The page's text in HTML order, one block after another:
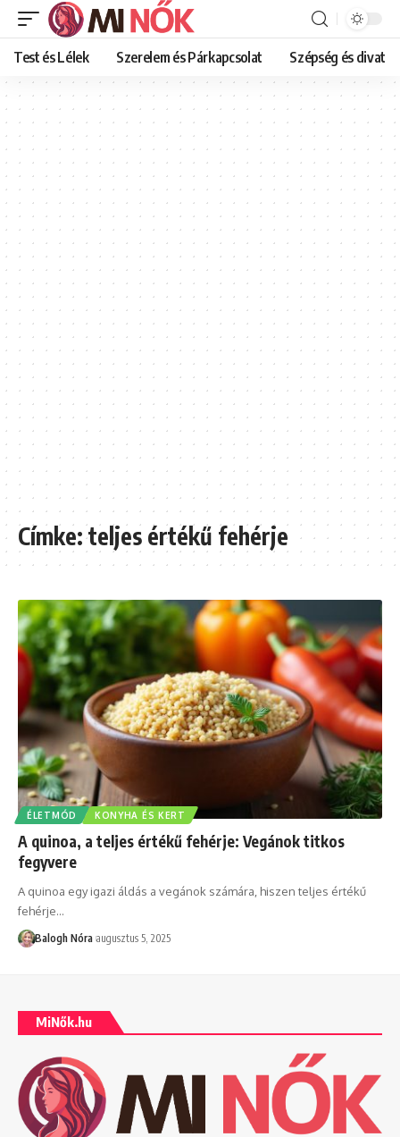
Test és Lélek Szerelem és Párkapcsolat Szépség és divat
Címke:teljes értékű fehérje
ÉLETMÓD KONYHA ÉS KERT
A quinoa, a teljes értékű fehérje: Vegánok titkos
fegyvere
A quinoa egy igazi áldás a vegánok számára, hiszen teljes értékű
fehérje…
Balogh Nóra augusztus 5, 2025
MiNők.hu